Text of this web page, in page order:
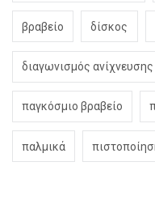
βραβείο δίσκος
διαγωνισμός
παγκόσμιο βραβείο
παλμικά